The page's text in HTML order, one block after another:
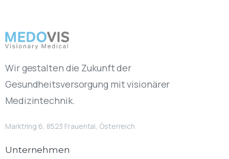
Wir gestalten die Zukunft der
Gesundheitsversorgung mit visionärer
Medizintechnik.
Marktring 6, 8523 Frauental, Österreich
Unternehmen